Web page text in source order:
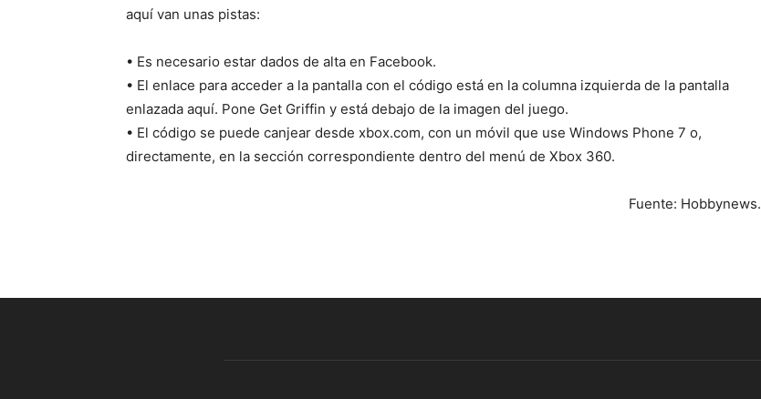
aquí van unas pistas:
• Es necesario estar dados de alta en Facebook.
• El enlace para acceder a la pantalla con el código está en la columna izquierda de la pantalla
enlazada aquí. Pone Get Griffin y está debajo de la imagen del juego.
• El código se puede canjear desde xbox.com, con un móvil que use Windows Phone 7 o,
directamente, en la sección correspondiente dentro del menú de Xbox 360.
Fuente: Hobbynews.